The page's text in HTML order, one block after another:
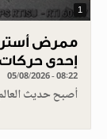
1
ممرض
إحدى
05/08/2026 - 08:22
أصبح حديث